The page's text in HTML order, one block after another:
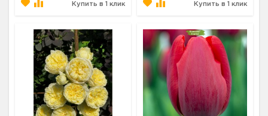
Купить в 1 клик Купить в 1 клик